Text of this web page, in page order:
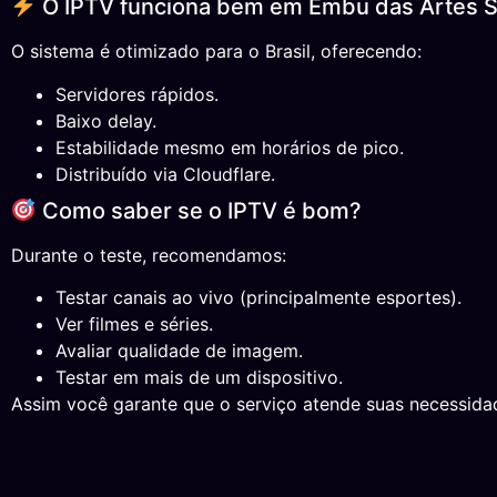
O IPTV funciona bem em Embu das Artes
O sistema é otimizado para o Brasil, oferecendo:
Servidores rápidos.
Baixo delay.
Estabilidade mesmo em horários de pico.
Distribuído via Cloudflare.
Como saber se o IPTV é bom?
Durante o teste, recomendamos:
Testar canais ao vivo (principalmente esportes).
Ver filmes e séries.
Avaliar qualidade de imagem.
Testar em mais de um dispositivo.
Assim você garante que o serviço atende suas